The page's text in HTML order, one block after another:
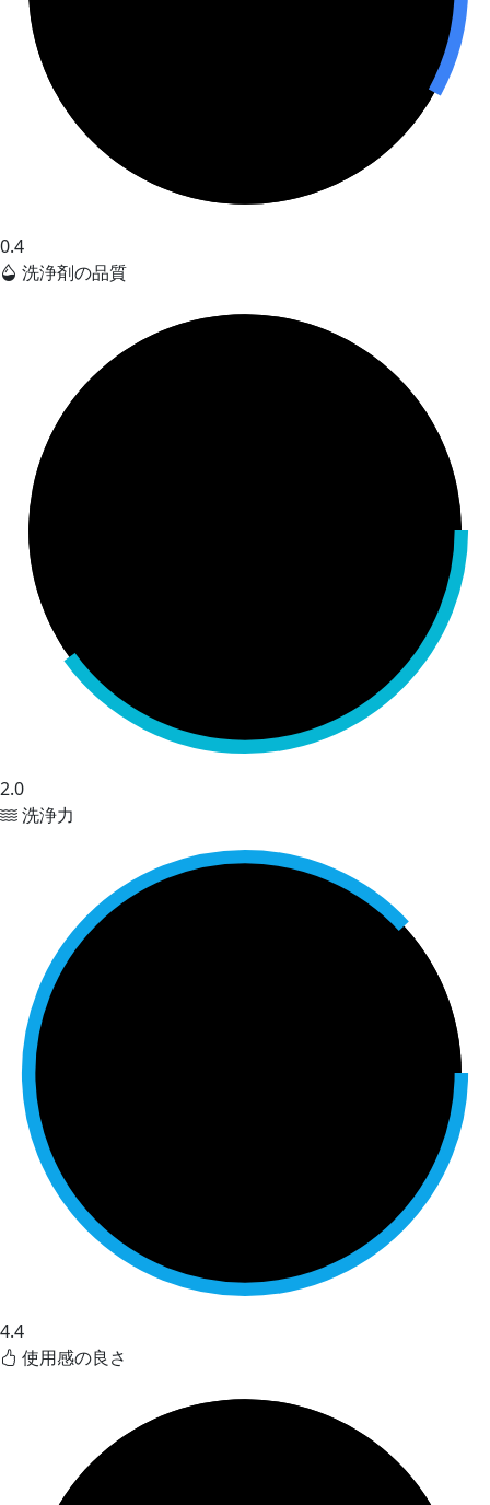
0.4
洗浄剤の品質
2.0
洗浄力
4.4
使用感の良さ